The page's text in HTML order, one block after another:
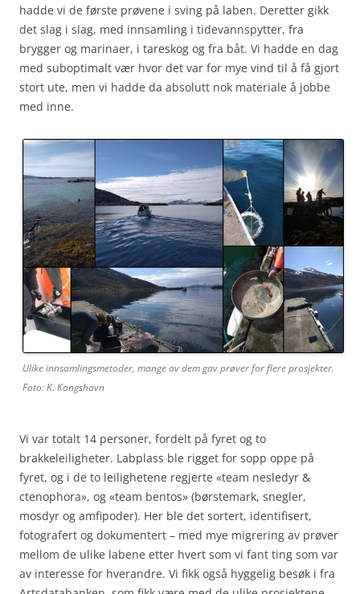
hadde vi de første prøvene i sving på laben. Deretter gikk
det slag i slag, med innsamling i tidevannspytter, fra
brygger og marinaer, i tareskog og fra båt. Vi hadde en dag
med suboptimalt vær hvor det var for mye vind til å få gjort
stort ute, men vi hadde da absolutt nok materiale å jobbe
med inne.
Ulike innsamlingsmetoder, mange av dem gav prøver for flere prosjekter.
Foto: K. Kongshavn
Vi var totalt 14 personer, fordelt på fyret og to
brakkeleiligheter. Labplass ble rigget for sopp oppe på
fyret, og i de to leilighetene regjerte «team nesledyr &
ctenophora», og «team bentos» (børstemark, snegler,
mosdyr og amfipoder). Her ble det sortert, identifisert,
fotografert og dokumentert – med mye migrering av prøver
mellom de ulike labene etter hvert som vi fant ting som var
av interesse for hverandre. Vi fikk også hyggelig besøk i fra